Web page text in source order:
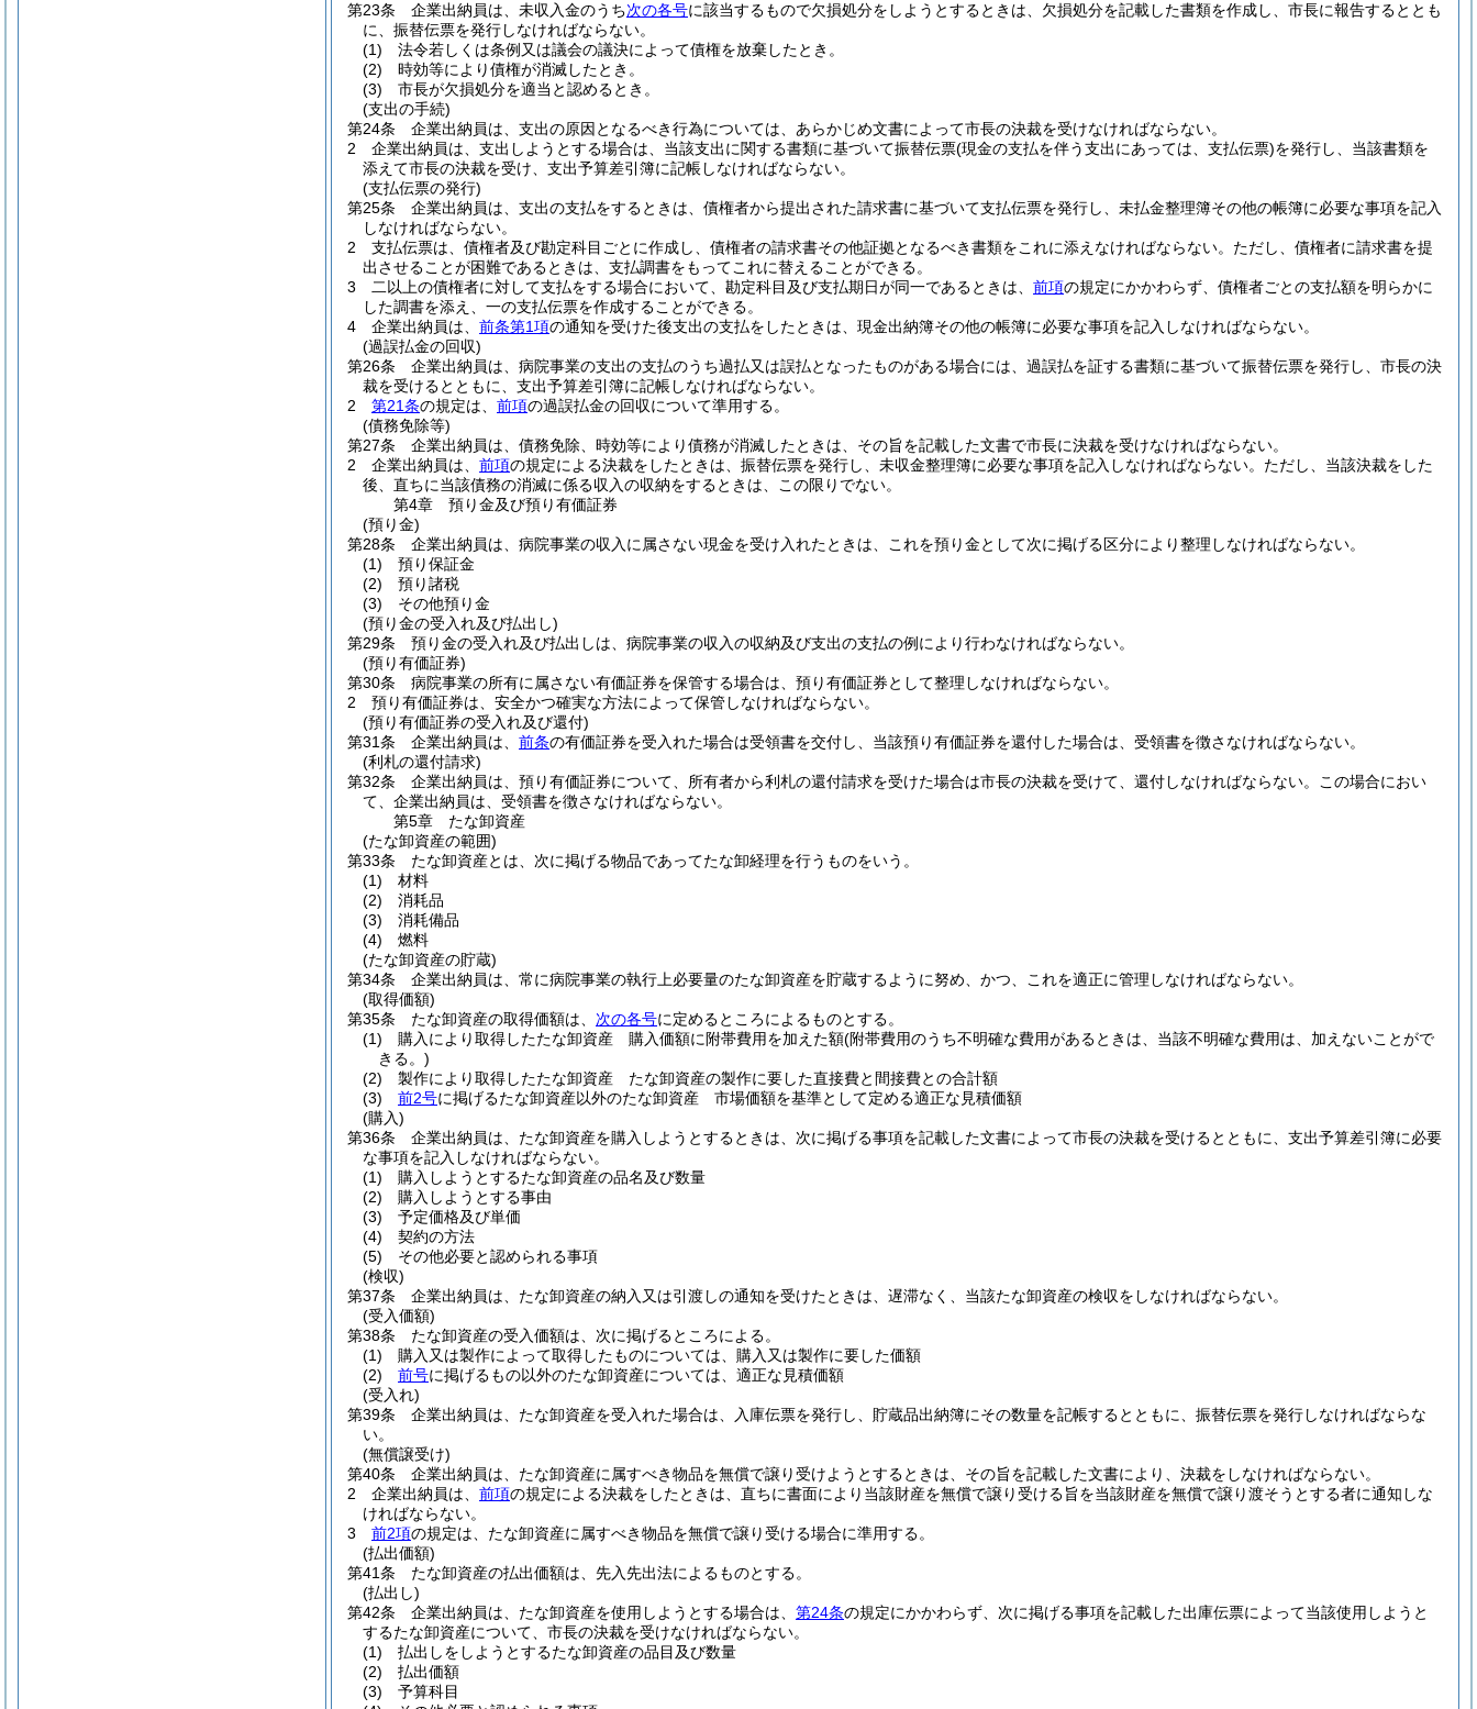
第23条
企業出納員は、未収入金のうち次の各号に該当するもので欠損処分をしようとするときは、欠損処分を記載した書類を作成し、市長に報告するととも
に、振替伝票を発行しなければならない。
(1)
法令若しくは条例又は議会の議決によって債権を放棄したとき。
(2)
時効等により債権が消滅したとき。
(3)
市長が欠損処分を適当と認めるとき。
(支出の手続)
第24条
企業出納員は、支出の原因となるべき行為については、あらかじめ文書によって市長の決裁を受けなければならない。
2
企業出納員は、支出しようとする場合は、当該支出に関する書類に基づいて振替伝票(現金の支払を伴う支出にあっては、支払伝票)を発行し、当該書類を
添えて市長の決裁を受け、支出予算差引簿に記帳しなければならない。
(支払伝票の発行)
第25条
企業出納員は、支出の支払をするときは、債権者から提出された請求書に基づいて支払伝票を発行し、未払金整理簿その他の帳簿に必要な事項を記入
しなければならない。
2
支払伝票は、債権者及び勘定科目ごとに作成し、債権者の請求書その他証拠となるべき書類をこれに添えなければならない。 ただし、債権者に請求書を提
出させることが困難であるときは、支払調書をもってこれに替えることができる。
3
二以上の債権者に対して支払をする場合において、勘定科目及び支払期日が同一であるときは、 前項の規定にかかわらず、債権者ごとの支払額を明らかに
した調書を添え、一の支払伝票を作成することができる。
4
企業出納員は、 前条第1項の通知を受けた後支出の支払をしたときは、現金出納簿その他の帳簿に必要な事項を記入しなければならない。
(過誤払金の回収)
第26条
企業出納員は、病院事業の支出の支払のうち過払又は誤払となったものがある場合には、過誤払を証する書類に基づいて振替伝票を発行し、市長の決
裁を受けるとともに、支出予算差引簿に記帳しなければならない。
2
第21条の規定は、 前項の過誤払金の回収について準用する。
(債務免除等)
第27条
企業出納員は、債務免除、時効等により債務が消滅したときは、その旨を記載した文書で市長に決裁を受けなければならない。
2
企業出納員は、 前項の規定による決裁をしたときは、振替伝票を発行し、未収金整理簿に必要な事項を記入しなければならない。 ただし、当該決裁をした
後、直ちに当該債務の消滅に係る収入の収納をするときは、この限りでない。
第4章
預り金及び預り有価証券
(預り金)
第28条
企業出納員は、病院事業の収入に属さない現金を受け入れたときは、これを預り金として次に掲げる区分により整理しなければならない。
(1)
預り保証金
(2)
預り諸税
(3)
その他預り金
(預り金の受入れ及び払出し)
第29条
預り金の受入れ及び払出しは、病院事業の収入の収納及び支出の支払の例により行わなければならない。
(預り有価証券)
第30条
病院事業の所有に属さない有価証券を保管する場合は、預り有価証券として整理しなければならない。
2
預り有価証券は、安全かつ確実な方法によって保管しなければならない。
(預り有価証券の受入れ及び還付)
第31条
企業出納員は、 前条の有価証券を受入れた場合は受領書を交付し、当該預り有価証券を還付した場合は、受領書を徴さなければならない。
(利札の還付請求)
第32条
企業出納員は、預り有価証券について、所有者から利札の還付請求を受けた場合は市長の決裁を受けて、還付しなければならない。
この場合におい
て、企業出納員は、受領書を徴さなければならない。
第5章
たな卸資産
(たな卸資産の範囲)
第33条
たな卸資産とは、次に掲げる物品であってたな卸経理を行うものをいう。
(1)
材料
(2)
消耗品
(3)
消耗備品
(4)
燃料
(たな卸資産の貯蔵)
第34条
企業出納員は、常に病院事業の執行上必要量のたな卸資産を貯蔵するように努め、かつ、これを適正に管理しなければならない。
(取得価額)
第35条
たな卸資産の取得価額は、 次の各号に定めるところによるものとする。
(1)
購入により取得したたな卸資産 購入価額に附帯費用を加えた額(附帯費用のうち不明確な費用があるときは、当該不明確な費用は、加えないことがで
きる。)
(2)
製作により取得したたな卸資産 たな卸資産の製作に要した直接費と間接費との合計額
(3)
前2号に掲げるたな卸資産以外のたな卸資産 市場価額を基準として定める適正な見積価額
(購入)
第36条
企業出納員は、たな卸資産を購入しようとするときは、次に掲げる事項を記載した文書によって市長の決裁を受けるとともに、支出予算差引簿に必要
な事項を記入しなければならない。
(1)
購入しようとするたな卸資産の品名及び数量
(2)
購入しようとする事由
(3)
予定価格及び単価
(4)
契約の方法
(5)
その他必要と認められる事項
(検収)
第37条
企業出納員は、たな卸資産の納入又は引渡しの通知を受けたときは、遅滞なく、当該たな卸資産の検収をしなければならない。
(受入価額)
第38条
たな卸資産の受入価額は、次に掲げるところによる。
(1)
購入又は製作によって取得したものについては、購入又は製作に要した価額
(2)
前号に掲げるもの以外のたな卸資産については、適正な見積価額
(受入れ)
第39条
企業出納員は、たな卸資産を受入れた場合は、入庫伝票を発行し、貯蔵品出納簿にその数量を記帳するとともに、振替伝票を発行しなければならな
い。
(無償譲受け)
第40条
企業出納員は、たな卸資産に属すべき物品を無償で譲り受けようとするときは、その旨を記載した文書により、決裁をしなければならない。
2
企業出納員は、 前項の規定による決裁をしたときは、直ちに書面により当該財産を無償で譲り受ける旨を当該財産を無償で譲り渡そうとする者に通知しな
ければならない。
3
前2項の規定は、たな卸資産に属すべき物品を無償で譲り受ける場合に準用する。
(払出価額)
第41条
たな卸資産の払出価額は、先入先出法によるものとする。
(払出し)
第42条
企業出納員は、たな卸資産を使用しようとする場合は、 第24条の規定にかかわらず、次に掲げる事項を記載した出庫伝票によって当該使用しようと
するたな卸資産について、市長の決裁を受けなければならない。
(1)
払出しをしようとするたな卸資産の品目及び数量
(2)
払出価額
(3)
予算科目